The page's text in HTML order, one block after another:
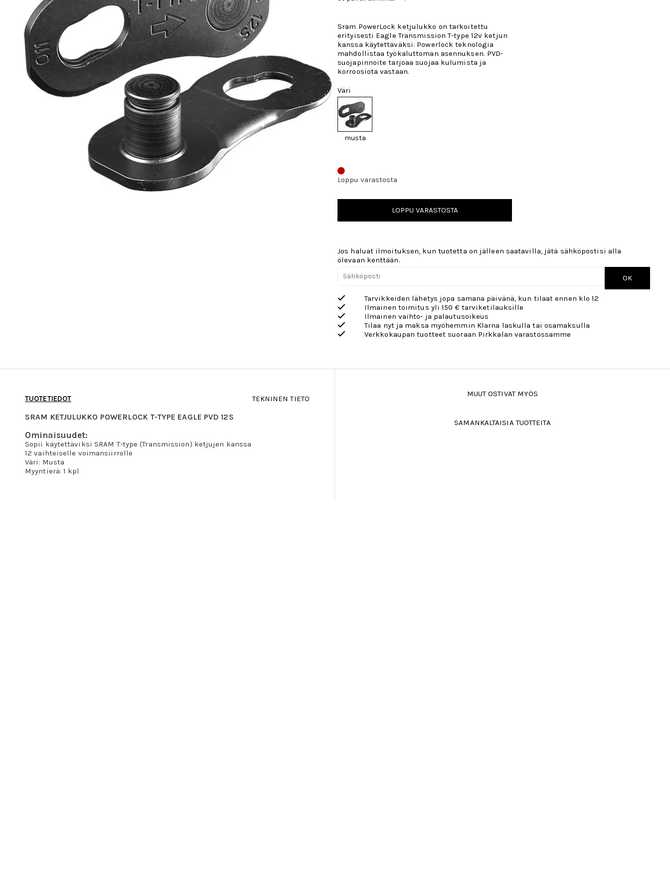
Sram PowerLock ketjulukko on tarkoitettu
erityisesti Eagle Transmission T-type 12v ketjun
kanssa käytettäväksi. Powerlock teknologia
mahdollistaa työkaluttoman asennuksen. PVD-
suojapinnoite tarjoaa suojaa kulumista ja
korroosiota vastaan.
Väri
musta
Loppu varastosta
LOPPU VARASTOSTA
Jos haluat ilmoituksen, kun tuotetta on jälleen saatavilla, jätä sähköpostisi alla
olevaan kenttään.
OK
Tarvikkeiden lähetys jopa samana päivänä, kun tilaat ennen klo 12
Ilmainen toimitus yli 150 € tarviketilauksille
Ilmainen vaihto- ja palautusoikeus
Tilaa nyt ja maksa myöhemmin Klarna laskulla tai osamaksulla
Verkkokaupan tuotteet suoraan Pirkkalan varastossamme
TUOTETIEDOT TEKNINEN TIETO
SRAM KETJULUKKO POWERLOCK T-TYPE EAGLE PVD 12S
Ominaisuudet:
Sopii käytettäviksi SRAM T-type (Transmission) ketjujen kanssa
12 vaihteiselle voimansiirrolle
Väri: Musta
Myyntierä: 1 kpl
MUUT OSTIVAT MYÖS
SAMANKALTAISIA TUOTTEITA